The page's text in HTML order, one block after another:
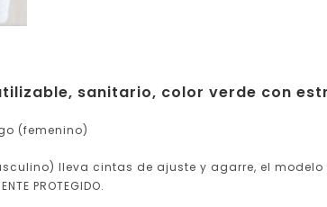
sanitario, color verde con
(femenino)
lleva cintas de ajuste y agarre, el
PROTEGIDO.